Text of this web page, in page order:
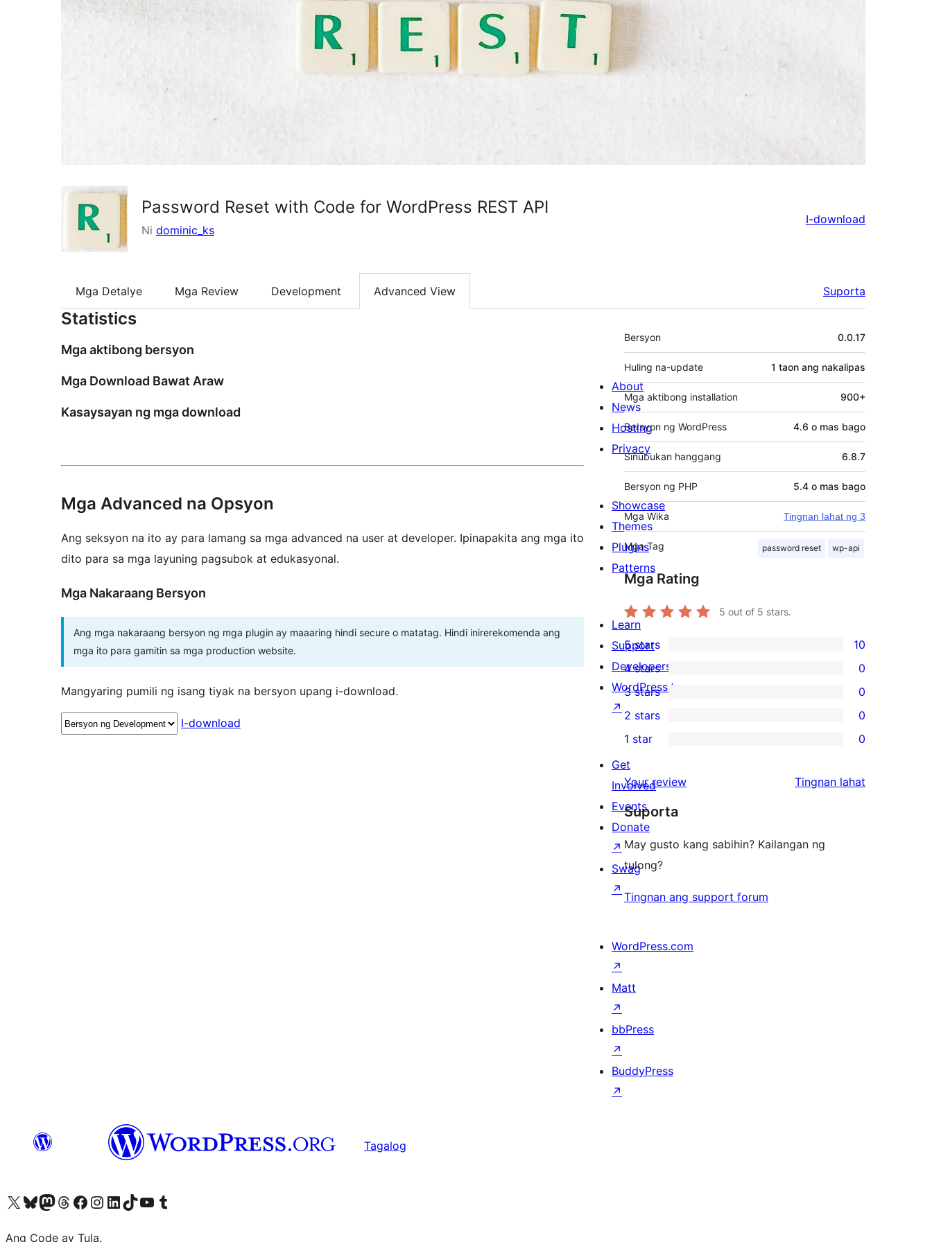
Password Reset with Code for WordPress REST API
Ni dominic_ks
I-download
Mga Detalye Mga Review Development Advanced View Suporta
Statistics
Mga aktibong bersyon
Mga Download Bawat Araw
Kasaysayan ng mga download
Mga Advanced na Opsyon
Ang seksyon na ito ay para lamang sa mga advanced na user at developer. Ipinapakita ang mga ito
dito para sa mga layuning pagsubok at edukasyonal.
Mga Nakaraang Bersyon
Ang mga nakaraang bersyon ng mga plugin ay maaaring hindi secure o matatag. Hindi inirerekomenda ang
mga ito para gamitin sa mga production website.
Mangyaring pumili ng isang tiyak na bersyon upang i-download.
I-download
Meta
Bersyon 0.0.17
Huling na-update 1 taon ang nakalipas
Mga aktibong installation 900+
Bersyon ng WordPress 4.6 o mas bago
Sinubukan hanggang 6.8.7
Bersyon ng PHP 5.4 o mas bago
Mga Wika Tingnan lahat ng 3
Mga Tag password reset wp-api
Mga Rating
5 out of 5 stars.
10
5-
star
reviews
5 stars 10
4-
star
reviews
4 stars 0
0
3-
star
reviews
3 stars 0
2-
star
reviews
2 stars 0
1-
star
reviews
1 star 0
Your review Tingnan lahat
Suporta
May gusto kang sabihin? Kailangan ng
tulong?
Tingnan ang support forum
About
News
Hosting
Privacy
Showcase
Themes
Plugins
Patterns
Learn
Support
Developers
WordPress.tv
↗
Get
Involved
Events
Donate
↗
Swag
↗
WordPress.com
↗
Matt
↗
bbPress
↗
BuddyPress
↗
Tagalog
Visit our X (formerly Twitter) account
Bisitahin ang aming Bluesky account
Visit our Mastodon account
Bisitahin ang aming Threads account
Visit our Facebook page
Visit our Instagram account
Visit our LinkedIn account
Bisitahin ang aming TikTok account
Visit our YouTube channel
Bisitahin ang aming Tumblr account
Ang Code ay Tula.